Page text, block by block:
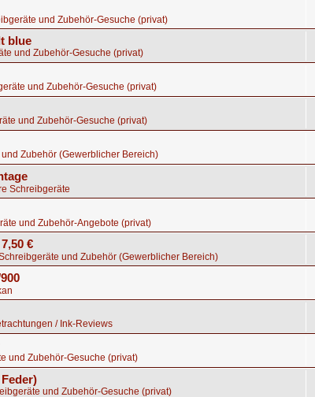
und Zubehör-Gesuche (privat)
blue
und Zubehör-Gesuche (privat)
und Zubehör-Gesuche (privat)
und Zubehör-Gesuche (privat)
Zubehör (Gewerblicher Bereich)
Schreibgeräte
und Zubehör-Angebote (privat)
€
und Zubehör (Gewerblicher Bereich)
/ Ink-Reviews
und Zubehör-Gesuche (privat)
und Zubehör-Gesuche (privat)